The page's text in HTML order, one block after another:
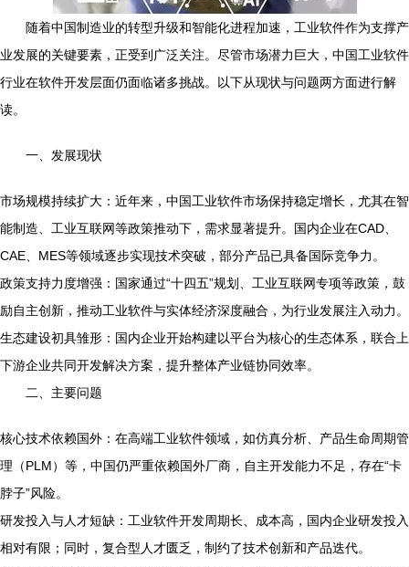
随着中国制造业的转型升级和智能化进程加速，工业软件作为支撑产
业发展的关键要素，正受到广泛关注。尽管市场潜力巨大，中国工业软件
行业在软件开发层面仍面临诸多挑战。以下从现状与问题两方面进行解
读。
一、发展现状
市场规模持续扩大：近年来，中国工业软件市场保持稳定增长，尤其在智
能制造、工业互联网等政策推动下，需求显著提升。国内企业在CAD、
CAE、MES等领域逐步实现技术突破，部分产品已具备国际竞争力。
政策支持力度增强：国家通过“十四五”规划、工业互联网专项等政策，鼓
励自主创新，推动工业软件与实体经济深度融合，为行业发展注入动力。
生态建设初具雏形：国内企业开始构建以平台为核心的生态体系，联合上
下游企业共同开发解决方案，提升整体产业链协同效率。
二、主要问题
核心技术依赖国外：在高端工业软件领域，如仿真分析、产品生命周期管
理（PLM）等，中国仍严重依赖国外厂商，自主开发能力不足，存在“卡
脖子”风险。
研发投入与人才短缺：工业软件开发周期长、成本高，国内企业研发投入
相对有限；同时，复合型人才匮乏，制约了技术创新和产品迭代。